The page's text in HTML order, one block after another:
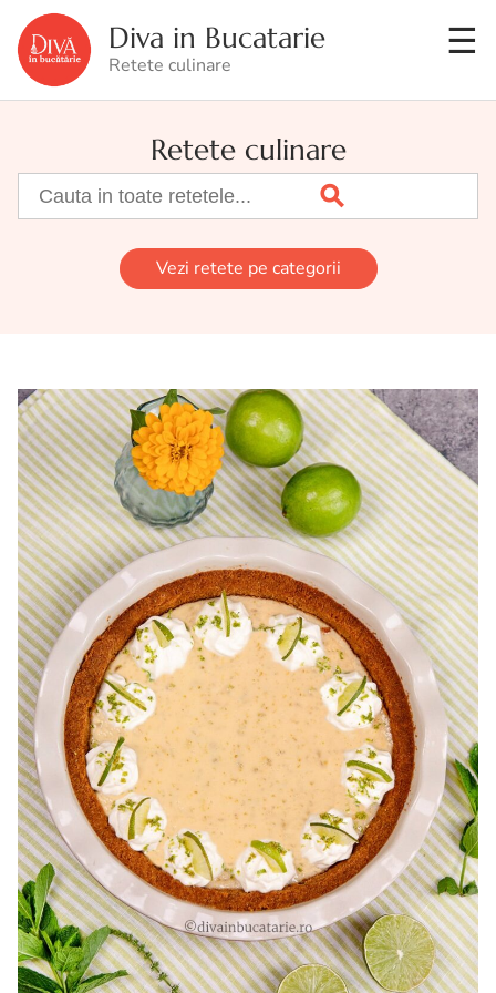
Diva in Bucatarie
Retete culinare
Retete culinare
Vezi retete pe categorii